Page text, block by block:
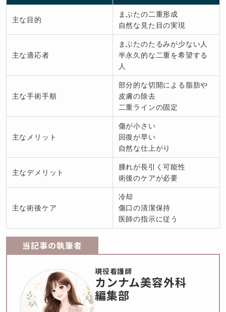
主な目的
まぶたの二重形成
自然な見た目の実現
主な適応者
まぶたのたるみが少ない人
半永久的な二重を希望する
人
主な手術手順
部分的な切開による脂肪や
皮膚の除去
二重ラインの固定
主なメリット
傷が小さい
回復が早い
自然な仕上がり
主なデメリット
腫れが長引く可能性
術後のケアが必要
主な術後ケア
冷却
傷口の清潔保持
医師の指示に従う
当記事の執筆者
現役看護師
カンナム美容外科
編集部